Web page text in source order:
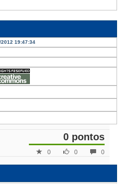
2012 19:47:34
0 pontos
0
0
0